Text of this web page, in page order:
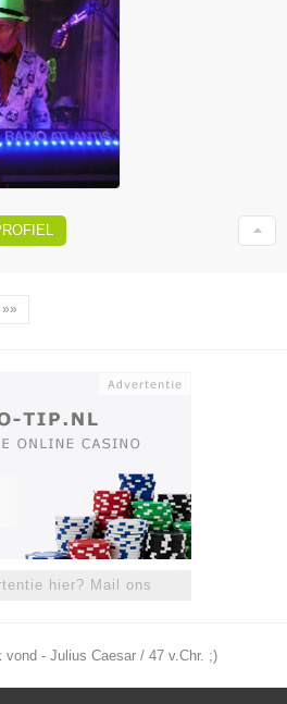
»»
hier? Mail ons
- Julius Caesar / 47 v.Chr. ;)